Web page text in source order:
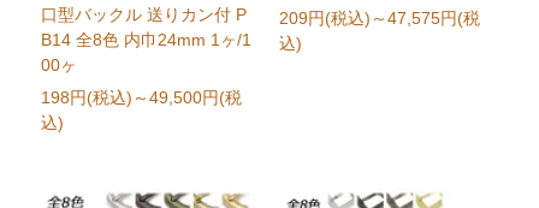
口型バックル 送りカン付 P
B14 全8色 内巾24mm 1ヶ/1
00ヶ
198円(税込) ～49,500円(税
込)
209円(税込) ～47,575円(税
込)